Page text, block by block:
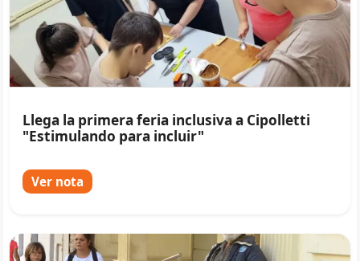
Llega la primera feria inclusiva a Cipolletti
"Estimulando para incluir"
Ver nota